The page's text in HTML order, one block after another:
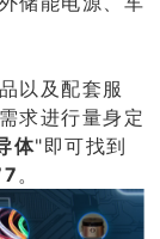
以及配套服
求进行量身定
体"即可找到
。